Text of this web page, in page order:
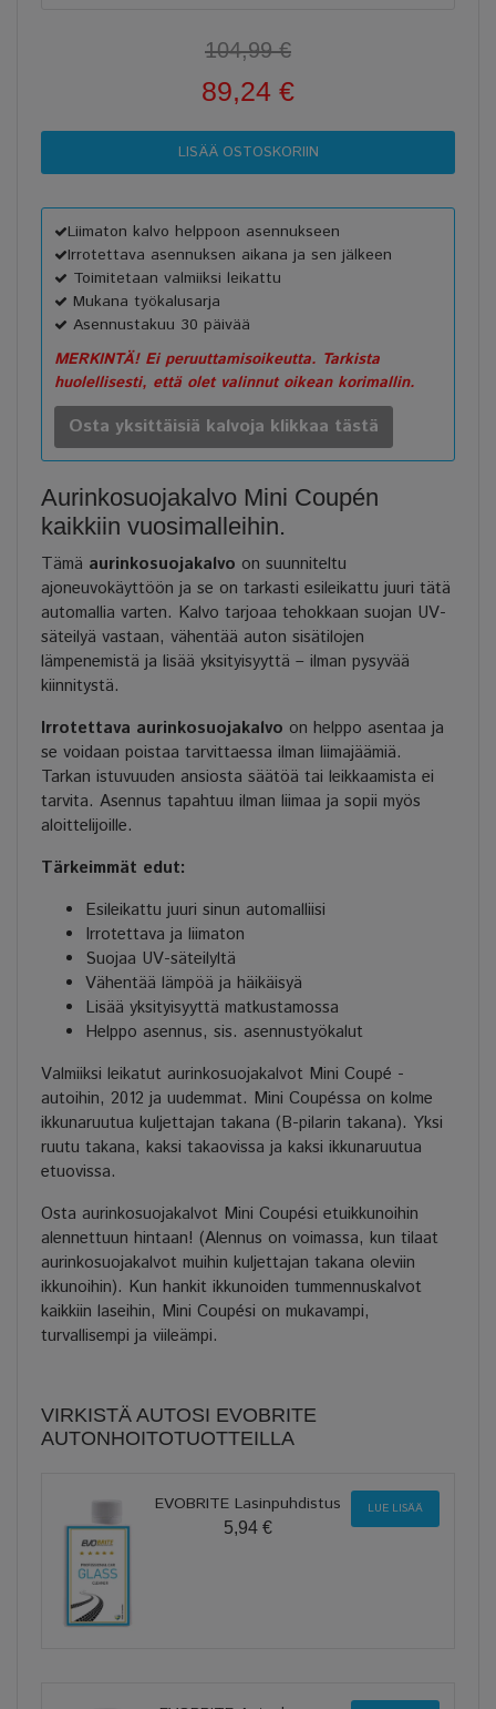
104,99 €
89,24 €
Liimaton kalvo helppoon asennukseen
Irrotettava asennuksen aikana ja sen jälkeen
Toimitetaan valmiiksi leikattu
Mukana työkalusarja
Asennustakuu 30 päivää
MERKINTÄ! Ei peruuttamisoikeutta. Tarkista
huolellisesti, että olet valinnut oikean korimallin.
Osta yksittäisiä kalvoja klikkaa tästä
Aurinkosuojakalvo Mini Coupén
kaikkiin vuosimalleihin.
Tämä aurinkosuojakalvo on suunniteltu
ajoneuvokäyttöön ja se on tarkasti esileikattu juuri tätä
automallia varten. Kalvo tarjoaa tehokkaan suojan UV-
säteilyä vastaan, vähentää auton sisätilojen
lämpenemistä ja lisää yksityisyyttä – ilman pysyvää
kiinnitystä.
Irrotettava aurinkosuojakalvo on helppo asentaa ja
se voidaan poistaa tarvittaessa ilman liimajäämiä.
Tarkan istuvuuden ansiosta säätöä tai leikkaamista ei
tarvita. Asennus tapahtuu ilman liimaa ja sopii myös
aloittelijoille.
Tärkeimmät edut:
Esileikattu juuri sinun automalliisi
Irrotettava ja liimaton
Suojaa UV-säteilyltä
Vähentää lämpöä ja häikäisyä
Lisää yksityisyyttä matkustamossa
Helppo asennus, sis. asennustyökalut
Valmiiksi leikatut aurinkosuojakalvot Mini Coupé -
autoihin, 2012 ja uudemmat. Mini Coupéssa on kolme
ikkunaruutua kuljettajan takana (B-pilarin takana). Yksi
ruutu takana, kaksi takaovissa ja kaksi ikkunaruutua
etuovissa.
Osta aurinkosuojakalvot Mini Coupési etuikkunoihin
alennettuun hintaan! (Alennus on voimassa, kun tilaat
aurinkosuojakalvot muihin kuljettajan takana oleviin
ikkunoihin). Kun hankit ikkunoiden tummennuskalvot
kaikkiin laseihin, Mini Coupési on mukavampi,
turvallisempi ja viileämpi.
VIRKISTÄ AUTOSI EVOBRITE
AUTONHOITOTUOTTEILLA
EVOBRITE Lasinpuhdistus
5,94 €
LUE LISÄÄ